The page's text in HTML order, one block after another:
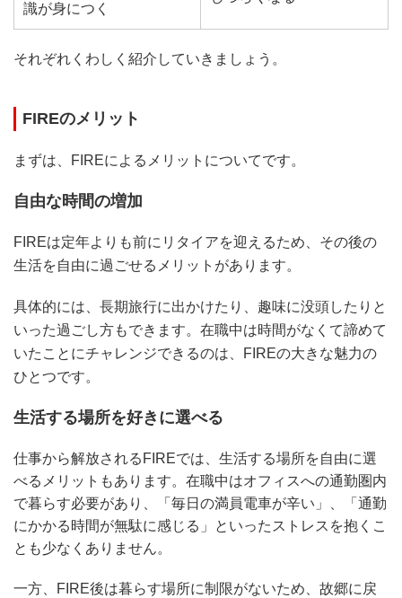
識が身につく
それぞれくわしく紹介していきましょう。
FIREのメリット
まずは、FIREによるメリットについてです。
自由な時間の増加
FIREは定年よりも前にリタイアを迎えるため、その後の
生活を自由に過ごせるメリットがあります。
具体的には、長期旅行に出かけたり、趣味に没頭したりと
いった過ごし方もできます。在職中は時間がなくて諦めて
いたことにチャレンジできるのは、FIREの大きな魅力の
ひとつです。
生活する場所を好きに選べる
仕事から解放されるFIREでは、生活する場所を自由に選
べるメリットもあります。在職中はオフィスへの通勤圏内
で暮らす必要があり、「毎日の満員電車が辛い」、「通勤
にかかる時間が無駄に感じる」といったストレスを抱くこ
とも少なくありません。
一方、FIRE後は暮らす場所に制限がないため、故郷に戻